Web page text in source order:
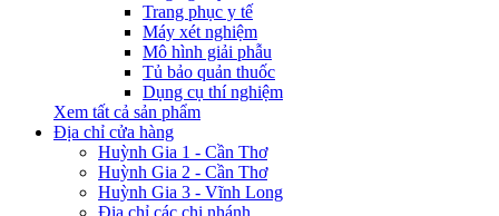
Trang phục y tế
Máy xét nghiệm
Mô hình giải phẫu
Tủ bảo quản thuốc
Dụng cụ thí nghiệm
Xem tất cả sản phẩm
Địa chỉ cửa hàng
Huỳnh Gia 1 - Cần Thơ
Huỳnh Gia 2 - Cần Thơ
Huỳnh Gia 3 - Vĩnh Long
Địa chỉ các chi nhánh